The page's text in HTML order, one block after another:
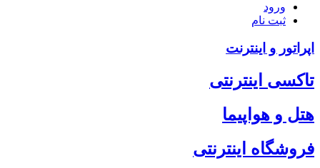
ورود
ثبت نام
اپراتور و اینترنت
تاکسی اینترنتی
هتل و هواپیما
فروشگاه اینترنتی